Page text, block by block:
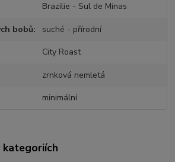
Brazilie - Sul de Minas
bobů suché - přírodní
City Roast
zrnková nemletá
minimální
kategoriích